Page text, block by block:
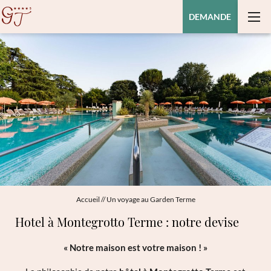
DEMANDE
Accueil //Un voyage au Garden Terme
Hotel à Montegrotto Terme : notre devise
« Notre maison est votre maison ! »